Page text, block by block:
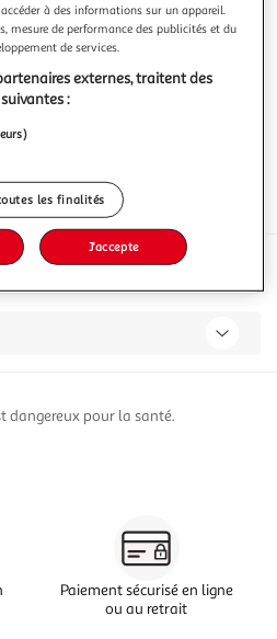
le prix de ce produit ?
le prix
Format
dangereux pour la santé.
Paiement sécurisé en ligne
ou au retrait
à des informations sur un appareil.
mesure de performance des publicités et du
de services.
externes, traitent des
:
les finalités
J'accepte